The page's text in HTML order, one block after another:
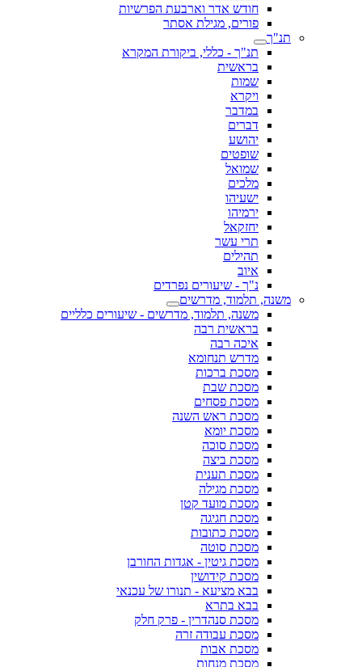
חודש אדר וארבעת הפרשיות
פורים, מגילת אסתר
תנ"ך
תנ"ך - כללי, ביקורת המקרא
בראשית
שמות
ויקרא
במדבר
דברים
יהושע
שופטים
שמואל
מלכים
ישעיהו
ירמיהו
יחזקאל
תרי עשר
תהילים
איוב
נ"ך - שיעורים נפרדים
משנה, תלמוד, מדרשים
משנה, תלמוד, מדרשים - שיעורים כלליים
בראשית רבה
איכה רבה
מדרש תנחומא
מסכת ברכות
מסכת שבת
מסכת פסחים
מסכת ראש השנה
מסכת יומא
מסכת סוכה
מסכת ביצה
מסכת תענית
מסכת מגילה
מסכת מועד קטן
מסכת חגיגה
מסכת כתובות
מסכת סוטה
מסכת גיטין - אגדות החורבן
מסכת קידושין
בבא מציעא - תנורו של עכנאי
בבא בתרא
מסכת סנהדרין - פרק חלק
מסכת עבודה זרה
מסכת אבות
מסכת מנחות